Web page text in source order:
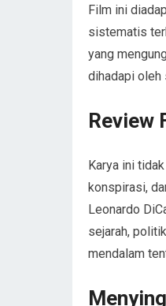
Film ini
sistematis
yang
dihadapi oleh
Review
Karya ini
konspirasi,
Leonardo
sejarah,
mendalam